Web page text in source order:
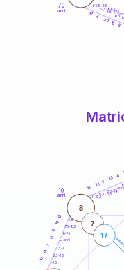
70
anni 66-67,5
67,5-68,5
68,5-69
5
18
22
4
17 65
10
anni
1-2,5
2,5-3,5
3,5-4
6-7,5
7,5-8,5
8,5-9
11-12,5
12,5-13,5
13,5-14
17
14
7
11
3
19
9
11
21
7
13
4
8
7
17
5anni
15 anni